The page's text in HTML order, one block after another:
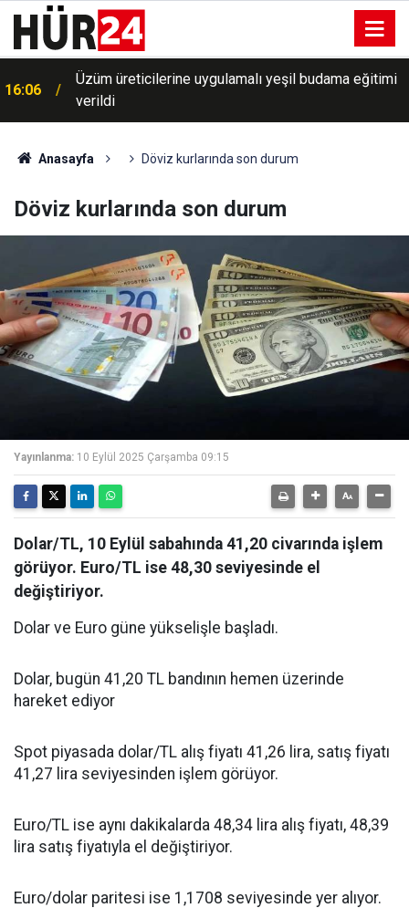
16:06
Üzüm üreticilerine uygulamalı yeşil budama eğitimi
verildi
Anasayfa Döviz kurlarında son durum
Döviz kurlarında son durum
Yayınlanma: 10 Eylül 2025 Çarşamba 09:15
Dolar/TL, 10 Eylül sabahında 41,20 civarında işlem
görüyor. Euro/TL ise 48,30 seviyesinde el
değiştiriyor.
Dolar ve Euro güne yükselişle başladı.
Dolar, bugün 41,20 TL bandının hemen üzerinde
hareket ediyor
Spot piyasada dolar/TL alış fiyatı 41,26 lira, satış fiyatı
41,27 lira seviyesinden işlem görüyor.
Euro/TL ise aynı dakikalarda 48,34 lira alış fiyatı, 48,39
lira satış fiyatıyla el değiştiriyor.
Euro/dolar paritesi ise 1,1708 seviyesinde yer alıyor.